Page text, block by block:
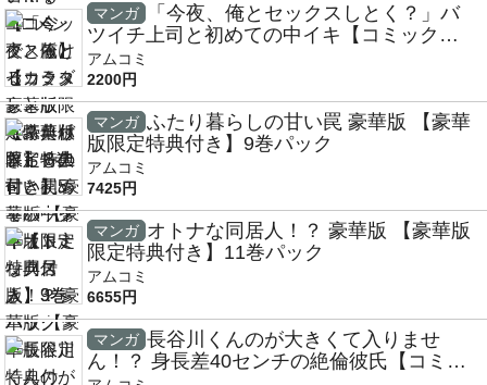
マンガ
「今夜、俺とセックスしとく？」バ
ツイチ上司と初めての中イキ【コミックス
版】3巻パック
アムコミ
2200円
マンガ ふたり暮らしの甘い罠 豪華版 【豪華
版限定特典付き】9巻パック
アムコミ
7425円
マンガ オトナな同居人！？ 豪華版 【豪華版
限定特典付き】11巻パック
アムコミ
6655円
マンガ 長谷川くんのが大きくて入りませ
ん！？ 身長差40センチの絶倫彼氏【コミッ